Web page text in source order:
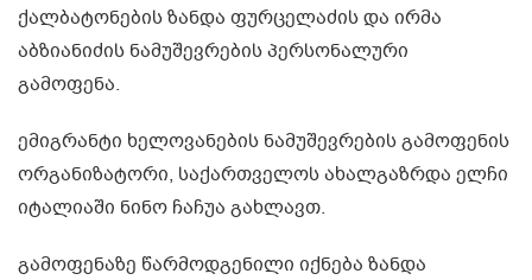
ქალბატონების ზანდა ფურცელაძის და ირმა
აბზიანიძის ნამუშევრების პერსონალური
გამოფენა.
ემიგრანტი ხელოვანების ნამუშევრების გამოფენის
ორგანიზატორი, საქართველოს ახალგაზრდა ელჩი
იტალიაში ნინო ჩაჩუა გახლავთ.
გამოფენაზე წარმოდგენილი იქნება ზანდა